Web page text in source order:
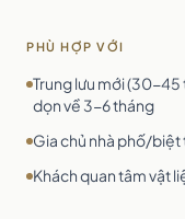
PHÙ HỢP VỚI
Trung lưu mới (30-
dọn về 3-6 tháng
Gia chủ nhà phố/
Khách quan tâm vật